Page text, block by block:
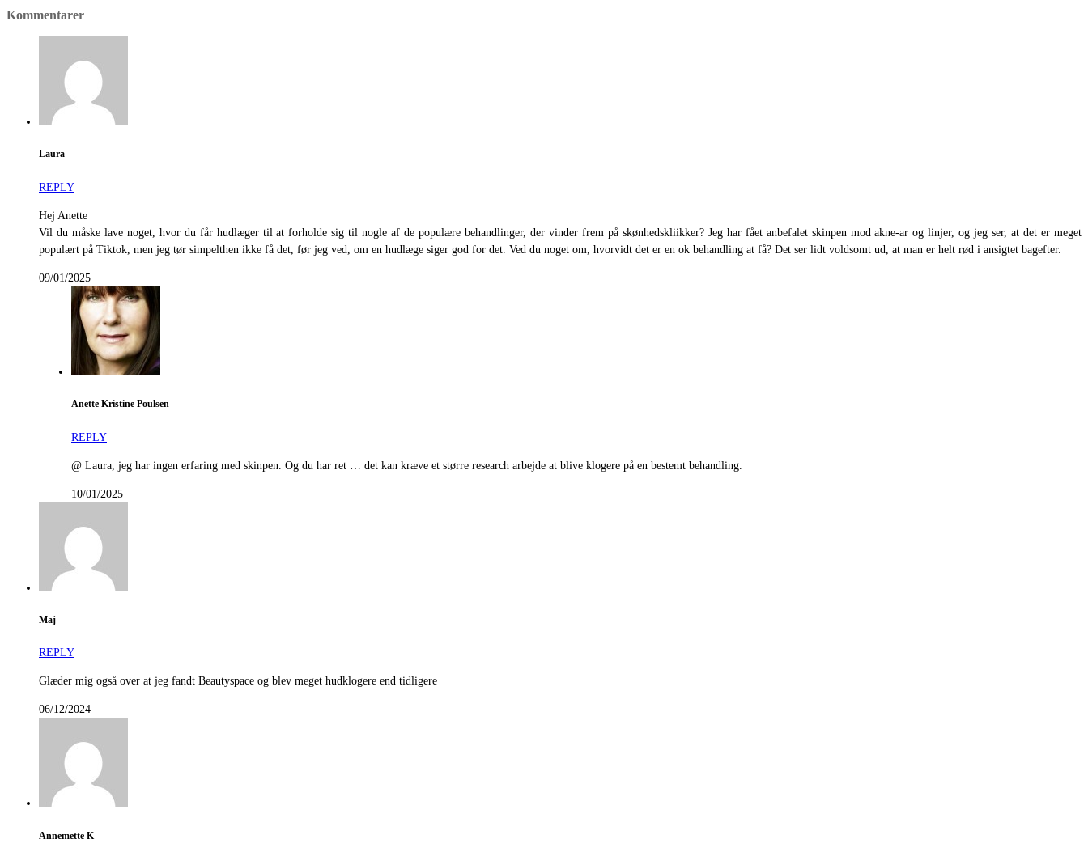
Kommentarer
Laura
REPLY
Hej Anette
Vil du måske lave noget, hvor du får hudlæger til at forholde sig til nogle af de populære behandlinger, der vinder frem på skønhedskliikker? Jeg har fået anbefalet skinpen mod akne-ar og linjer, og jeg ser, at det er meget
populært på Tiktok, men jeg tør simpelthen ikke få det, før jeg ved, om en hudlæge siger god for det. Ved du noget om, hvorvidt det er en ok behandling at få? Det ser lidt voldsomt ud, at man er helt rød i ansigtet bagefter.
09/01/2025
Anette Kristine Poulsen
REPLY
@ Laura, jeg har ingen erfaring med skinpen. Og du har ret … det kan kræve et større research arbejde at blive klogere på en bestemt behandling.
10/01/2025
Maj
REPLY
Glæder mig også over at jeg fandt Beautyspace og blev meget hudklogere end tidligere
06/12/2024
Annemette K